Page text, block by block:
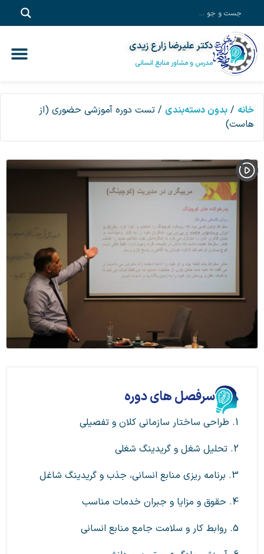
دکتر علیرضا زارع زیدی
مدرس و مشاور منابع انسانی
خانه / بدون دسته‌بندی / تست دوره آموزشی حضوری (از
هاست)
سرفصل های دوره
1. طراحی ساختار سازمانی کلان و تفصیلی
2. تحلیل شغل و گریدینگ شغلی
3. برنامه ریزی منابع انسانی، جذب و گریدینگ شاغل
4. حقوق و مزایا و جبران خدمات مناسب
5. روابط کار و سلامت جامع منابع انسانی